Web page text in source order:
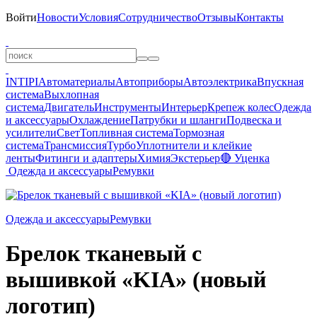
ВойтиНовостиУсловияСотрудничествоОтзывыКонтакты
INTIPIАвтоматериалыАвтоприборыАвтоэлектрикаВпускная
системаВыхлопная
системаДвигательИнструментыИнтерьерКрепеж колесОдежда
и аксессуарыОхлаждениеПатрубки и шлангиПодвеска и
усилителиСветТопливная системаТормозная
системаТрансмиссияТурбоУплотнители и клейкие
лентыФитинги и адаптерыХимияЭкстерьер🔴 Уценка
Одежда и аксессуарыРемувки
Одежда и аксессуарыРемувки
Брелок тканевый с
вышивкой «KIA» (новый
логотип)